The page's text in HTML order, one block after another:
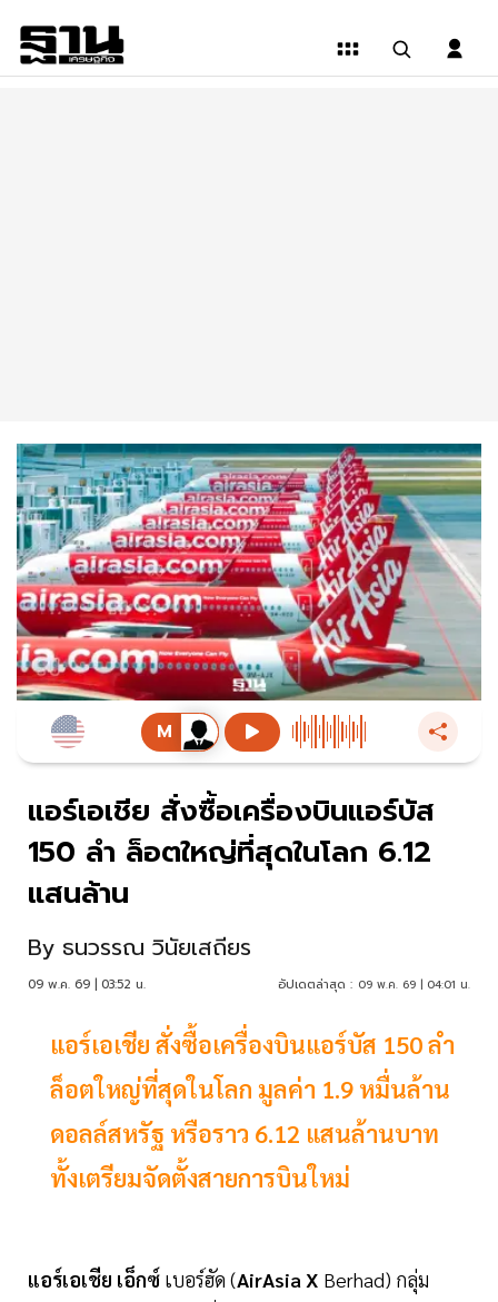
แอร์เอเชีย สั่งซื้อเครื่องบินแอร์บัส
150 ลำ ล็อตใหญ่ที่สุดในโลก 6.12
แสนล้าน
By ธนวรรณ วินัยเสถียร
09 พ.ค. 69 | 03:52 น. อัปเดตล่าสุด : 09 พ.ค. 69 | 04:01 น.
แอร์เอเชีย สั่งซื้อเครื่องบินแอร์บัส 150 ลำ
ล็อตใหญ่ที่สุดในโลก มูลค่า 1.9 หมื่นล้าน
ดอลล์สหรัฐ หรือราว 6.12 แสนล้านบาท
ทั้งเตรียมจัดตั้งสายการบินใหม่
แอร์เอเชีย เอ็กซ์ เบอร์ฮัด (AirAsia X Berhad) กลุ่ม